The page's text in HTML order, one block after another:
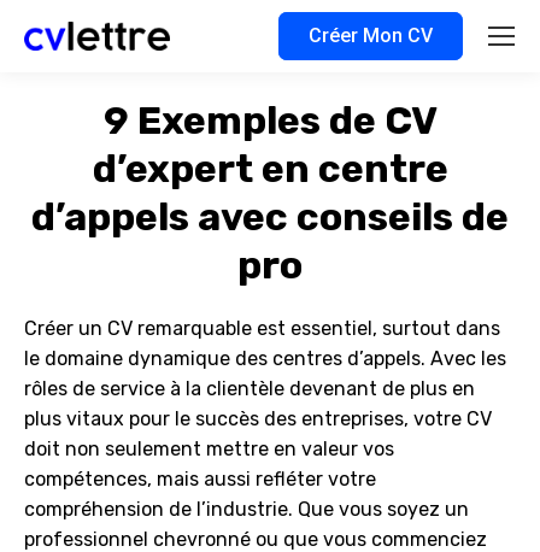
Créer Mon CV
9 Exemples de CV
d’expert en centre
d’appels avec conseils de
pro
Créer un CV remarquable est essentiel, surtout dans
le domaine dynamique des centres d’appels. Avec les
rôles de service à la clientèle devenant de plus en
plus vitaux pour le succès des entreprises, votre CV
doit non seulement mettre en valeur vos
compétences, mais aussi refléter votre
compréhension de l’industrie. Que vous soyez un
professionnel chevronné ou que vous commenciez